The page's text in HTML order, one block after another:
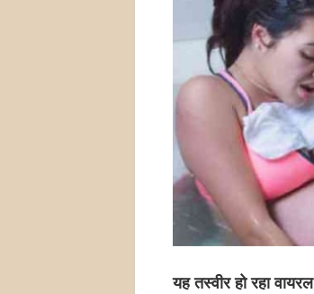
यह तस्वीर हो रहा वायरल